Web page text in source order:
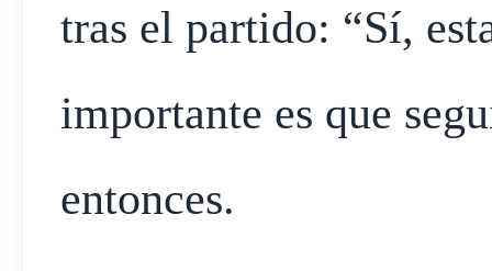
tras el partido: “Sí,
importante es que
entonces.